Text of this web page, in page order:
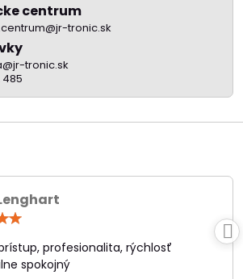
centrum
tronic.sk
tronic.sk
485
/
5
profesionalita, rýchlosť
spokojný